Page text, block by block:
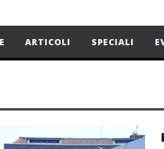
ARTICOLI SPECIALI